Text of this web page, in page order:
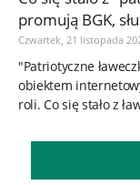
promują BGK,
Czwartek, 21 listopada
"Patriotyczne
obiektem
roli. Co się stało z